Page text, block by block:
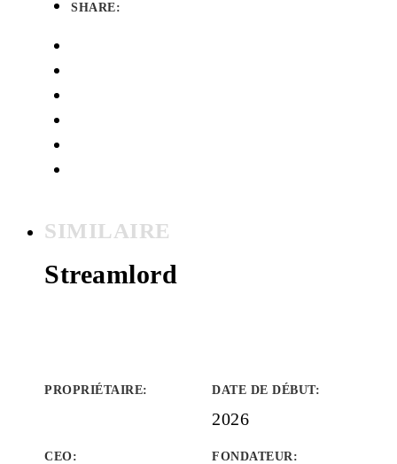
SHARE:
SIMILAIRE
Streamlord
PROPRIÉTAIRE: DATE DE DÉBUT:
2026
CEO: FONDATEUR: